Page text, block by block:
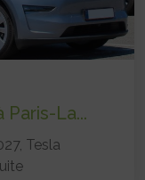
La...
Tesla